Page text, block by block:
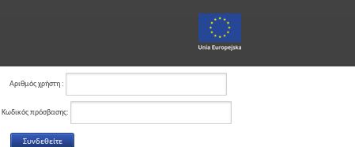
Αριθμός χρήστη :
Κωδικός πρόσβασης: